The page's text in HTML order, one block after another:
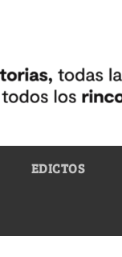
EDICTOS